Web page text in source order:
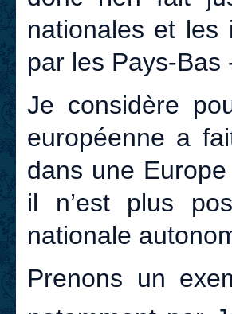
nationales et
par les Pays-
Je considère
européenne a
dans une
il n’est plus
nationale
Prenons un